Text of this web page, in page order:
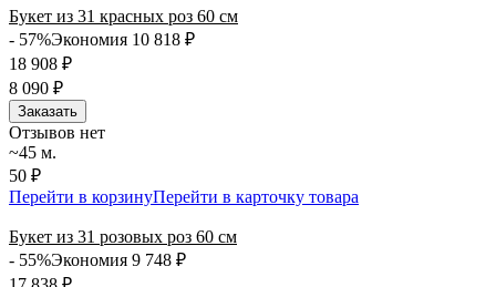
Букет из 31 красных роз 60 см
- 57%Экономия 10 818 ₽
18 908 ₽
8 090 ₽
Заказать
Отзывов нет
~45 м.
50 ₽
Перейти в корзинуПерейти в карточку товара
Букет из 31 розовых роз 60 см
- 55%Экономия 9 748 ₽
₽